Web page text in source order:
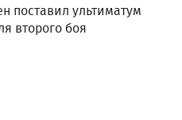
поставил ультиматум
второго боя